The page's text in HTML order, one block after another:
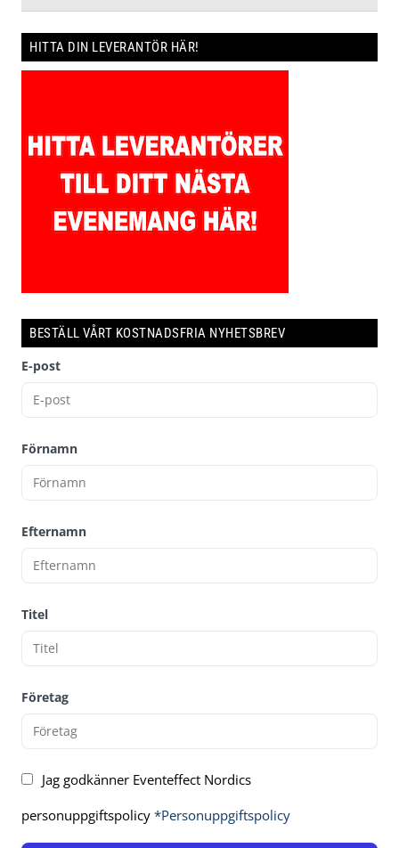
HITTA DIN LEVERANTÖR HÄR!
BESTÄLL VÅRT KOSTNADSFRIA NYHETSBREV
E-post
Förnamn
Efternamn
Titel
Företag
Jag godkänner Eventeffect Nordics
personuppgiftspolicy *Personuppgiftspolicy